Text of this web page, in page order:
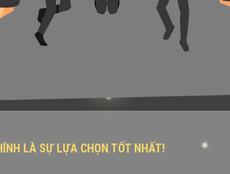
LÀ SỰ LỰA CHỌN TỐT NHẤT!